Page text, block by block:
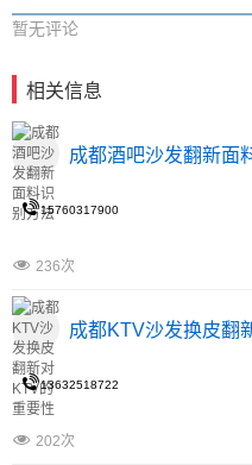
暂无评论
相关信息
成都酒吧沙发翻新面
15760317900
236次
成都KTV沙发换皮翻
13632518722
202次